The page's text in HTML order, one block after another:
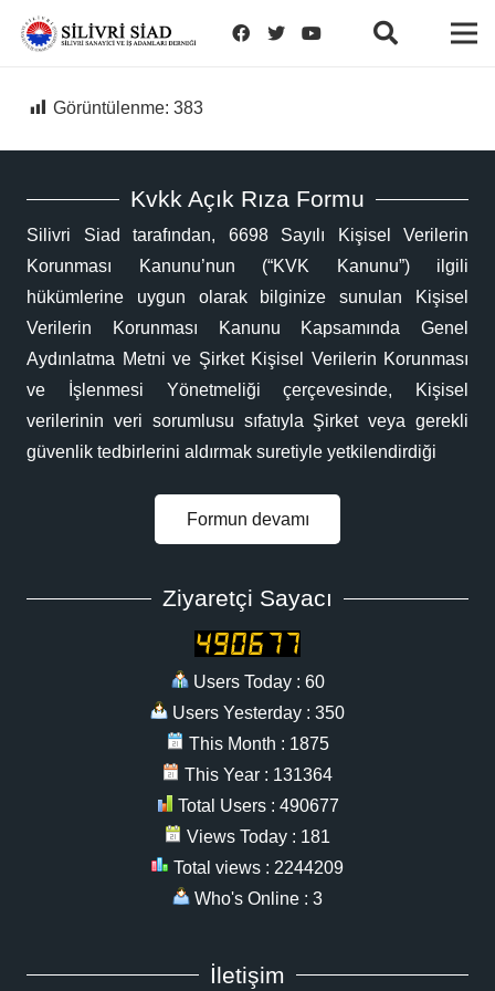
Görüntülenme: 383
Kvkk Açık Rıza Formu
Silivri Siad tarafından, 6698 Sayılı Kişisel Verilerin
Korunması Kanunu’nun (“KVK Kanunu”) ilgili
hükümlerine uygun olarak bilginize sunulan Kişisel
Verilerin Korunması Kanunu Kapsamında Genel
Aydınlatma Metni ve Şirket Kişisel Verilerin Korunması
ve İşlenmesi Yönetmeliği çerçevesinde, Kişisel
verilerinin veri sorumlusu sıfatıyla Şirket veya gerekli
güvenlik tedbirlerini aldırmak suretiyle yetkilendirdiği
Formun devamı
Ziyaretçi Sayacı
Users Today : 60
Users Yesterday : 350
This Month : 1875
This Year : 131364
Total Users : 490677
Views Today : 181
Total views : 2244209
Who's Online : 3
İletişim